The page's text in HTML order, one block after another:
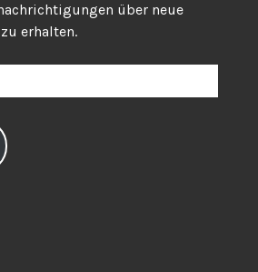
über neue
erhalten.